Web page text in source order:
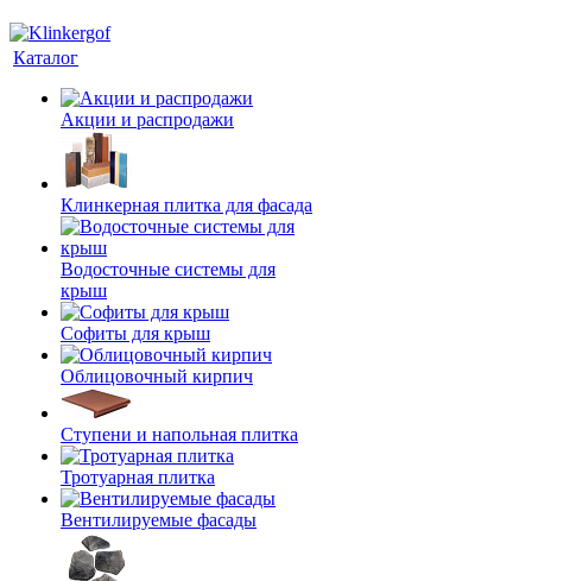
Каталог
Акции и распродажи
Клинкерная плитка для фасада
Водосточные системы для
крыш
Софиты для крыш
Облицовочный кирпич
Ступени и напольная плитка
Тротуарная плитка
Вентилируемые фасады